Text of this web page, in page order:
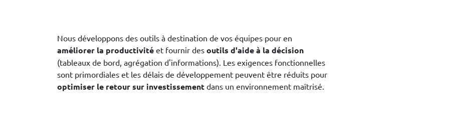
Nous développons des outils à destination de vos équipes pour en
améliorer la productivité et fournir des outils d'aide à la décision
(tableaux de bord, agrégation d'informations). Les exigences fonctionnelles
sont primordiales et les délais de développement peuvent être réduits pour
optimiser le retour sur investissement dans un environnement maîtrisé.